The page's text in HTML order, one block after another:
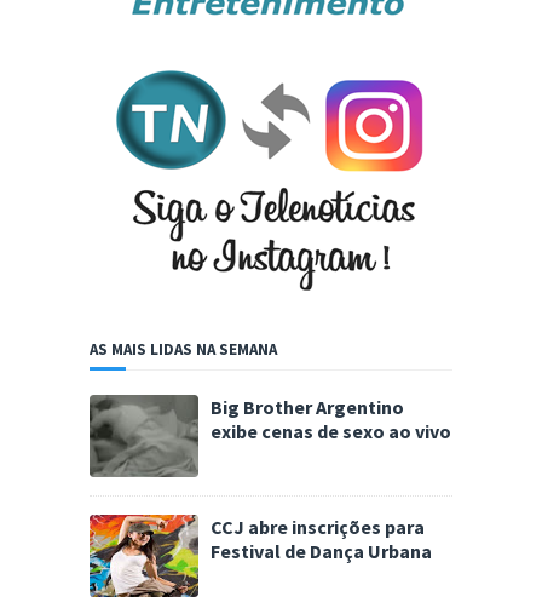
AS MAIS LIDAS NA SEMANA
Big Brother Argentino
exibe cenas de sexo ao vivo
CCJ abre inscrições para
Festival de Dança Urbana